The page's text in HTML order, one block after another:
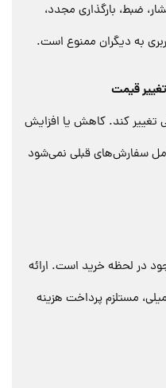
ضبط، بارگذاری مجدد،
به دیگران ممنوع است.
کند. کاهش یا افزایش
سفارش‌های قبلی نمی‌شود
در لحظه خرید است. ارائه
مستلزم پرداخت هزینه